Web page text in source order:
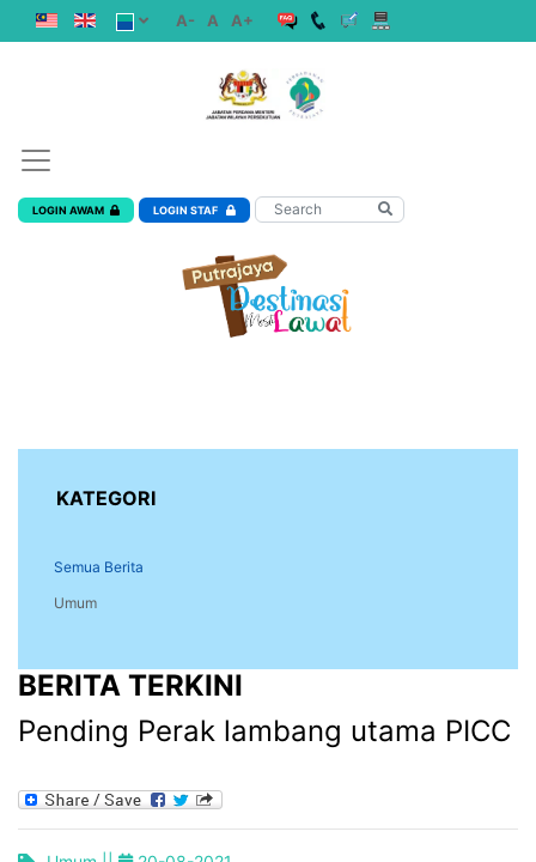
A- A A+
LOGIN AWAM LOGIN STAF
KATEGORI
Semua Berita
Umum
BERITA TERKINI
Pending Perak lambang utama PICC